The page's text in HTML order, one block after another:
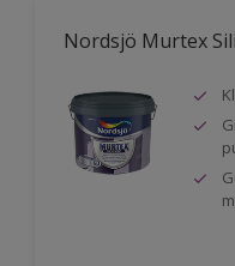
Nordsjö Murtex